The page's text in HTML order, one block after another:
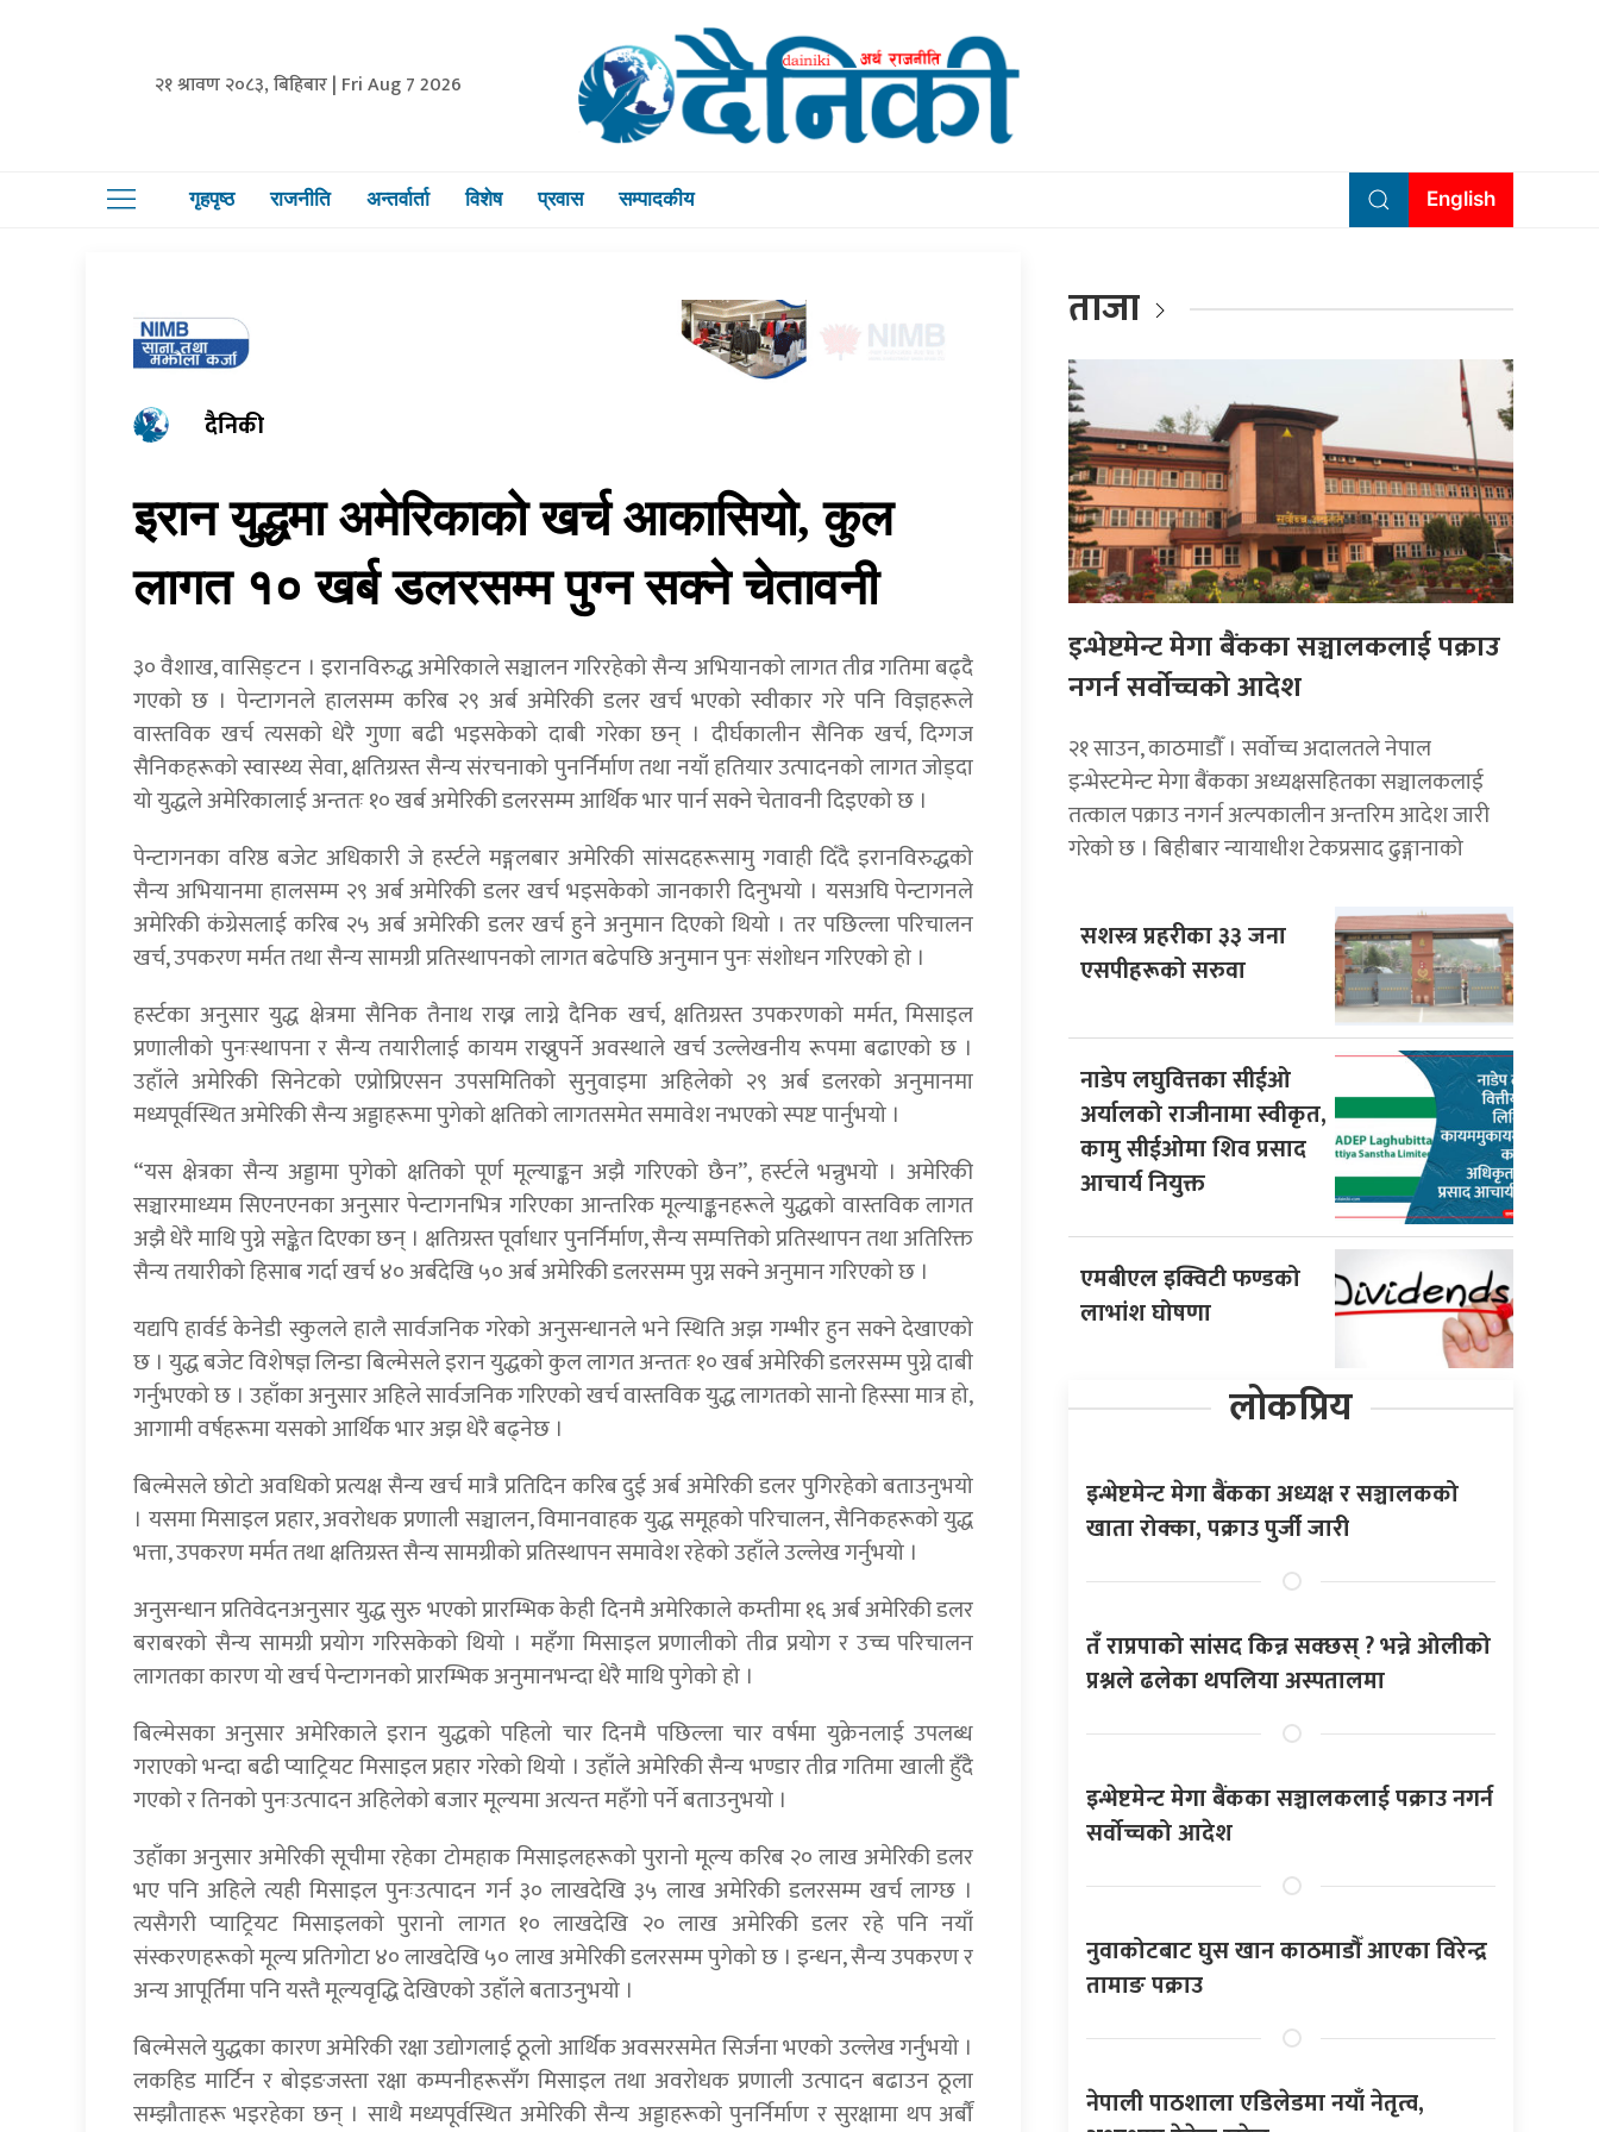
२१ श्रावण २०८३, बिहिबार | Fri Aug 7 2026
गृहपृष्ठ राजनीति अन्तर्वार्ता विशेष प्रवास सम्पादकीय English
दैनिकी
इरान युद्धमा अमेरिकाको खर्च आकासियो, कुल
लागत १० खर्ब डलरसम्म पुग्न सक्ने चेतावनी
३० वैशाख, वासिङ्टन । इरानविरुद्ध अमेरिकाले सञ्चालन गरिरहेको सैन्य अभियानको लागत तीव्र गतिमा बढ्दै
गएको छ । पेन्टागनले हालसम्म करिब २९ अर्ब अमेरिकी डलर खर्च भएको स्वीकार गरे पनि विज्ञहरूले
वास्तविक खर्च त्यसको धेरै गुणा बढी भइसकेको दाबी गरेका छन् । दीर्घकालीन सैनिक खर्च, दिग्गज
सैनिकहरूको स्वास्थ्य सेवा, क्षतिग्रस्त सैन्य संरचनाको पुनर्निर्माण तथा नयाँ हतियार उत्पादनको लागत जोड्दा
यो युद्धले अमेरिकालाई अन्ततः १० खर्ब अमेरिकी डलरसम्म आर्थिक भार पार्न सक्ने चेतावनी दिइएको छ ।
पेन्टागनका वरिष्ठ बजेट अधिकारी जे हर्स्टले मङ्गलबार अमेरिकी सांसदहरूसामु गवाही दिँदै इरानविरुद्धको
सैन्य अभियानमा हालसम्म २९ अर्ब अमेरिकी डलर खर्च भइसकेको जानकारी दिनुभयो । यसअघि पेन्टागनले
अमेरिकी कंग्रेसलाई करिब २५ अर्ब अमेरिकी डलर खर्च हुने अनुमान दिएको थियो । तर पछिल्ला परिचालन
खर्च, उपकरण मर्मत तथा सैन्य सामग्री प्रतिस्थापनको लागत बढेपछि अनुमान पुनः संशोधन गरिएको हो ।
हर्स्टका अनुसार युद्ध क्षेत्रमा सैनिक तैनाथ राख्न लाग्ने दैनिक खर्च, क्षतिग्रस्त उपकरणको मर्मत, मिसाइल
प्रणालीको पुनःस्थापना र सैन्य तयारीलाई कायम राख्नुपर्ने अवस्थाले खर्च उल्लेखनीय रूपमा बढाएको छ ।
उहाँले अमेरिकी सिनेटको एप्रोप्रिएसन उपसमितिको सुनुवाइमा अहिलेको २९ अर्ब डलरको अनुमानमा
मध्यपूर्वस्थित अमेरिकी सैन्य अड्डाहरूमा पुगेको क्षतिको लागतसमेत समावेश नभएको स्पष्ट पार्नुभयो ।
“यस क्षेत्रका सैन्य अड्डामा पुगेको क्षतिको पूर्ण मूल्याङ्कन अझै गरिएको छैन”, हर्स्टले भन्नुभयो । अमेरिकी
सञ्चारमाध्यम सिएनएनका अनुसार पेन्टागनभित्र गरिएका आन्तरिक मूल्याङ्कनहरूले युद्धको वास्तविक लागत
अझै धेरै माथि पुग्ने सङ्केत दिएका छन् । क्षतिग्रस्त पूर्वाधार पुनर्निर्माण, सैन्य सम्पत्तिको प्रतिस्थापन तथा अतिरिक्त
सैन्य तयारीको हिसाब गर्दा खर्च ४० अर्बदेखि ५० अर्ब अमेरिकी डलरसम्म पुग्न सक्ने अनुमान गरिएको छ ।
यद्यपि हार्वर्ड केनेडी स्कुलले हालै सार्वजनिक गरेको अनुसन्धानले भने स्थिति अझ गम्भीर हुन सक्ने देखाएको
छ । युद्ध बजेट विशेषज्ञ लिन्डा बिल्मेसले इरान युद्धको कुल लागत अन्ततः १० खर्ब अमेरिकी डलरसम्म पुग्ने दाबी
गर्नुभएको छ । उहाँका अनुसार अहिले सार्वजनिक गरिएको खर्च वास्तविक युद्ध लागतको सानो हिस्सा मात्र हो,
आगामी वर्षहरूमा यसको आर्थिक भार अझ धेरै बढ्नेछ ।
बिल्मेसले छोटो अवधिको प्रत्यक्ष सैन्य खर्च मात्रै प्रतिदिन करिब दुई अर्ब अमेरिकी डलर पुगिरहेको बताउनुभयो
। यसमा मिसाइल प्रहार, अवरोधक प्रणाली सञ्चालन, विमानवाहक युद्ध समूहको परिचालन, सैनिकहरूको युद्ध
भत्ता, उपकरण मर्मत तथा क्षतिग्रस्त सैन्य सामग्रीको प्रतिस्थापन समावेश रहेको उहाँले उल्लेख गर्नुभयो ।
अनुसन्धान प्रतिवेदनअनुसार युद्ध सुरु भएको प्रारम्भिक केही दिनमै अमेरिकाले कम्तीमा १६ अर्ब अमेरिकी डलर
बराबरको सैन्य सामग्री प्रयोग गरिसकेको थियो । महँगा मिसाइल प्रणालीको तीव्र प्रयोग र उच्च परिचालन
लागतका कारण यो खर्च पेन्टागनको प्रारम्भिक अनुमानभन्दा धेरै माथि पुगेको हो ।
बिल्मेसका अनुसार अमेरिकाले इरान युद्धको पहिलो चार दिनमै पछिल्ला चार वर्षमा युक्रेनलाई उपलब्ध
गराएको भन्दा बढी प्याट्रियट मिसाइल प्रहार गरेको थियो । उहाँले अमेरिकी सैन्य भण्डार तीव्र गतिमा खाली हुँदै
गएको र तिनको पुनःउत्पादन अहिलेको बजार मूल्यमा अत्यन्त महँगो पर्ने बताउनुभयो ।
उहाँका अनुसार अमेरिकी सूचीमा रहेका टोमहाक मिसाइलहरूको पुरानो मूल्य करिब २० लाख अमेरिकी डलर
भए पनि अहिले त्यही मिसाइल पुनःउत्पादन गर्न ३० लाखदेखि ३५ लाख अमेरिकी डलरसम्म खर्च लाग्छ ।
त्यसैगरी प्याट्रियट मिसाइलको पुरानो लागत १० लाखदेखि २० लाख अमेरिकी डलर रहे पनि नयाँ
संस्करणहरूको मूल्य प्रतिगोटा ४० लाखदेखि ५० लाख अमेरिकी डलरसम्म पुगेको छ । इन्धन, सैन्य उपकरण र
अन्य आपूर्तिमा पनि यस्तै मूल्यवृद्धि देखिएको उहाँले बताउनुभयो ।
बिल्मेसले युद्धका कारण अमेरिकी रक्षा उद्योगलाई ठूलो आर्थिक अवसरसमेत सिर्जना भएको उल्लेख गर्नुभयो ।
लकहिड मार्टिन र बोइङजस्ता रक्षा कम्पनीहरूसँग मिसाइल तथा अवरोधक प्रणाली उत्पादन बढाउन ठूला
सम्झौताहरू भइरहेका छन् । साथै मध्यपूर्वस्थित अमेरिकी सैन्य अड्डाहरूको पुनर्निर्माण र सुरक्षामा थप अर्बौं
ताजा
इन्भेष्टमेन्ट मेगा बैंकका सञ्चालकलाई पक्राउ
नगर्न सर्वोच्चको आदेश
२१ साउन, काठमाडाैँ । सर्वोच्च अदालतले नेपाल
इन्भेस्टमेन्ट मेगा बैंकका अध्यक्षसहितका सञ्चालकलाई
तत्काल पक्राउ नगर्न अल्पकालीन अन्तरिम आदेश जारी
गरेको छ । बिहीबार न्यायाधीश टेकप्रसाद ढुङ्गानाको
सशस्त्र प्रहरीका ३३ जना
एसपीहरूको सरुवा
नाडेप लघुवित्तका सीईओ
अर्यालको राजीनामा स्वीकृत,
कामु सीईओमा शिव प्रसाद
आचार्य नियुक्त
एमबीएल इक्विटी फण्डको
लाभांश घोषणा
लोकप्रिय
इन्भेष्टमेन्ट मेगा बैंकका अध्यक्ष र सञ्चालकको
खाता रोक्का, पक्राउ पुर्जी जारी
तँ राप्रपाको सांसद किन्न सक्छस् ? भन्ने ओलीको
प्रश्नले ढलेका थपलिया अस्पतालमा
इन्भेष्टमेन्ट मेगा बैंकका सञ्चालकलाई पक्राउ नगर्न
सर्वोच्चको आदेश
नुवाकोटबाट घुस खान काठमाडौँ आएका विरेन्द्र
तामाङ पक्राउ
नेपाली पाठशाला एडिलेडमा नयाँ नेतृत्व,